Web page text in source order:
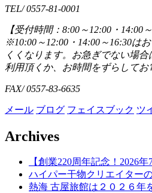
TEL/ 0557-81-0001
【受付時間：8:00～12:00・14:00～
※10:00～12:00・14:00～16:30は
くくなります。お急ぎでない場
利用頂くか、お時間をずらしてお
FAX/ 0557-83-6635
メール ブログ フェイスブック ツ
Archives
【創業220周年記念！2026年
ハイパー干物クリエイター
熱海 古屋旅館は２０２６年